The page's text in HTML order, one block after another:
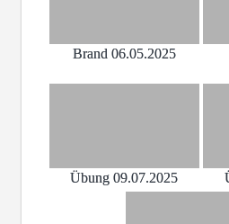
Brand 06.05.2025
Übung 09.07.2025